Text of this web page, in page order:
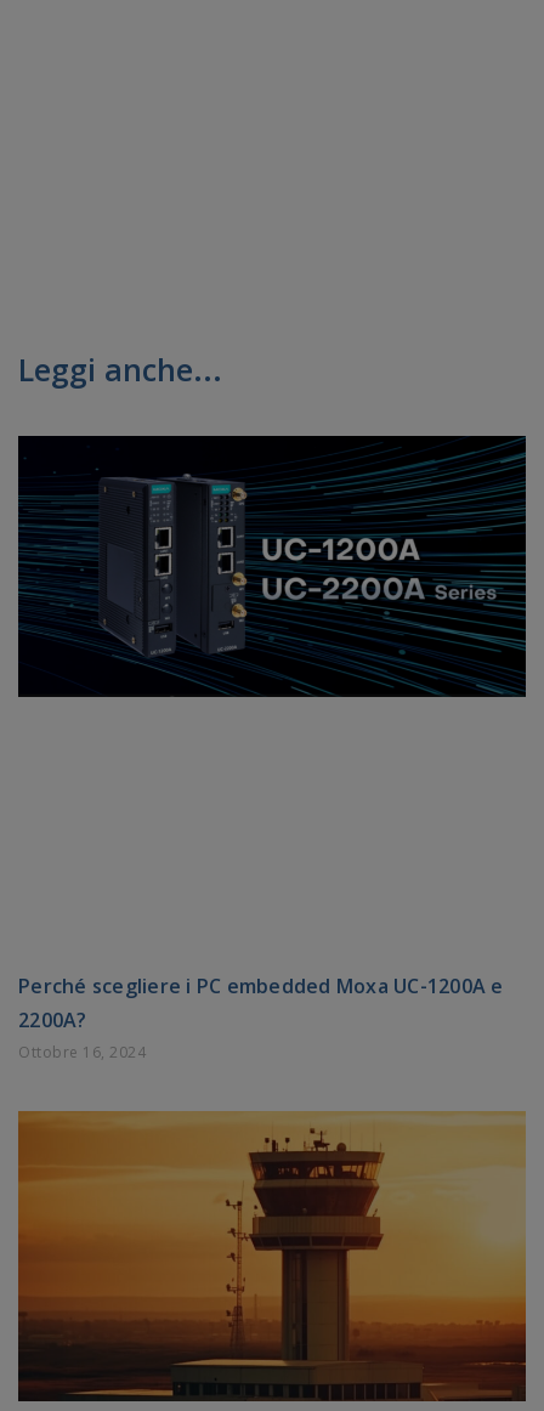
Leggi anche...
Perché scegliere i PC embedded Moxa UC-1200A e
2200A?
Ottobre 16, 2024